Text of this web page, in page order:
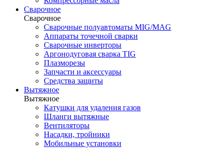
Сварочное
Сварочное
Сварочные полуавтоматы MIG/MAG
Аппараты точечной сварки
Сварочные инверторы
Аргонодуговая сварка TIG
Плазморезы
Запчасти и аксессуары
Средства защиты
Вытяжное
Вытяжное
Катушки для удаления газов
Шланги вытяжные
Вентиляторы
Насадки, тройники
Мобильные установки